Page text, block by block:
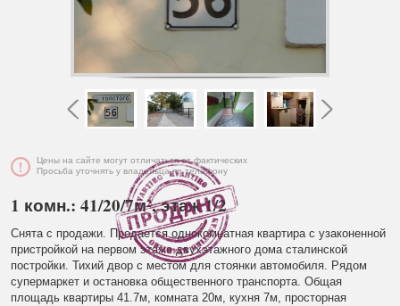
Цены на сайте могут отличаться от фактических
Просьба уточнять у владельца по телефону
1 комн.: 41/20/7м², этаж 1/2
Снята с продажи. Продается однокомнатная квартира с узаконенной
пристройкой на первом этаже двухэтажного дома сталинской
постройки. Тихий двор с местом для стоянки автомобиля. Рядом
супермаркет и остановка общественного транспорта. Общая
площадь квартиры 41.7м, комната 20м, кухня 7м, просторная